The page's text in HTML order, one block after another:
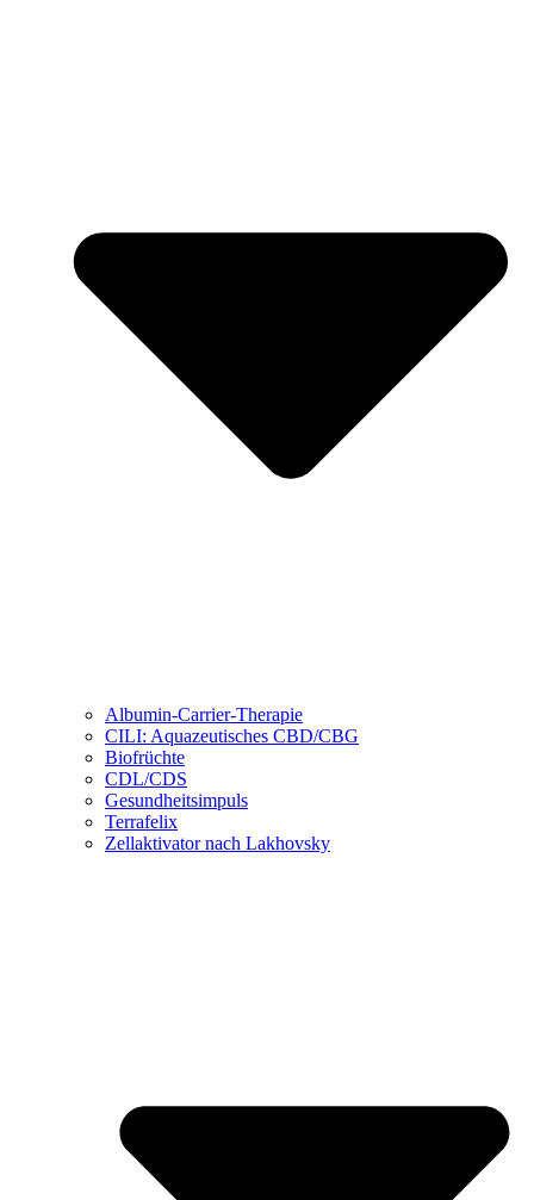
Albumin-Carrier-Therapie
CILI: Aquazeutisches CBD/CBG
Biofrüchte
CDL/CDS
Gesundheitsimpuls
Terrafelix
Zellaktivator nach Lakhovsky